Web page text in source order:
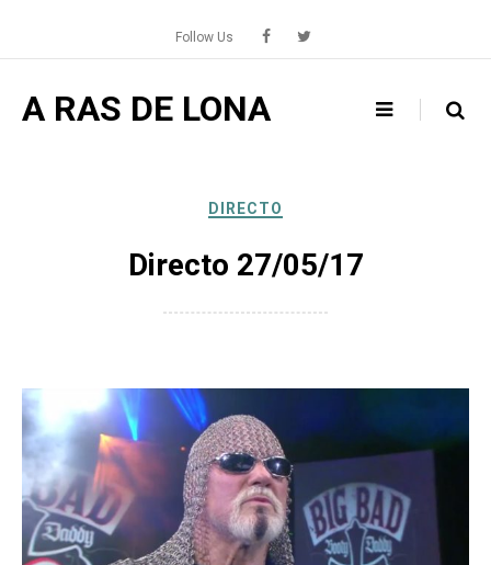
content
Follow Us
A RAS DE LONA
DIRECTO
Directo 27/05/17